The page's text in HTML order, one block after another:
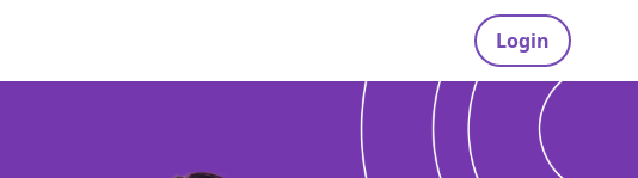
Login